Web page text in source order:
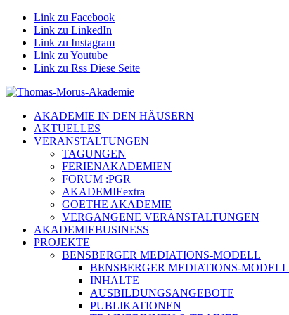
Link zu Facebook
Link zu LinkedIn
Link zu Instagram
Link zu Youtube
Link zu Rss Diese Seite
AKADEMIE IN DEN HÄUSERN
AKTUELLES
VERANSTALTUNGEN
TAGUNGEN
FERIENAKADEMIEN
FORUM :PGR
AKADEMIEextra
GOETHE AKADEMIE
VERGANGENE VERANSTALTUNGEN
AKADEMIEBUSINESS
PROJEKTE
BENSBERGER MEDIATIONS-MODELL
BENSBERGER MEDIATIONS-MODELL
INHALTE
AUSBILDUNGSANGEBOTE
PUBLIKATIONEN